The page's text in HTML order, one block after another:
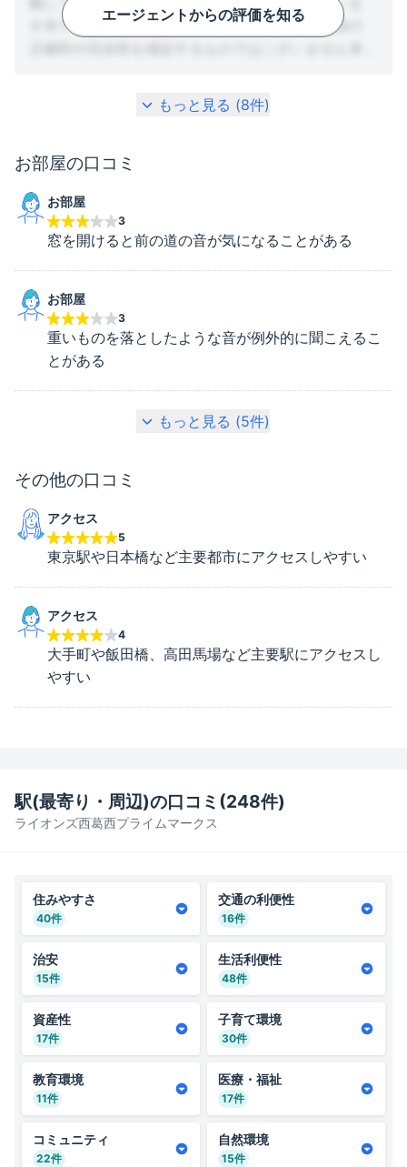
す本テキストは参考用として掲載しており、内容の
除される可能性がございますので、あらかじめご理
解のうえご覧ください。仮情報として掲載しており
てご確認ください。
エージェントからの評価を知る
もっと見る (8件)
お部屋の口コミ
お部屋
3
窓を開けると前の道の音が気になることがある
お部屋
3
重いものを落としたような音が例外的に聞こえるこ
とがある
もっと見る (5件)
その他の口コミ
アクセス
5
東京駅や日本橋など主要都市にアクセスしやすい
アクセス
4
大手町や飯田橋、高田馬場など主要駅にアクセスし
やすい
ライオンズ西葛西プライムマークス
駅(最寄り・周辺)の口コミ(248件)
住みやすさ
40件
交通の利便性
16件
治安
15件
生活利便性
48件
資産性
17件
子育て環境
30件
教育環境
11件
医療・福祉
17件
コミュニティ
22件
自然環境
15件